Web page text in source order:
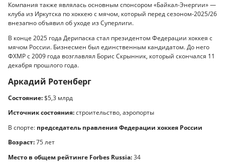
Компания также являлась основным спонсором «Байкал-Энергии» —
клуба из Иркутска по хоккею с мячом, который перед сезоном-2025/26
внезапно объявил об уходе из Суперлиги.
В конце 2025 года Дерипаска стал президентом Федерации хоккея с
мячом России. Бизнесмен был единственным кандидатом. До него
ФХМР с 2009 года возглавлял Борис Скрынник, который скончался 11
декабря прошлого года.
Аркадий Ротенберг
Состояние:$5,3 млрд
Источник состояния:строительство, аэропорты
В спорте: председатель правления Федерации хоккея России
Возраст:75 лет
Место в общем рейтинге Forbes Russia:34